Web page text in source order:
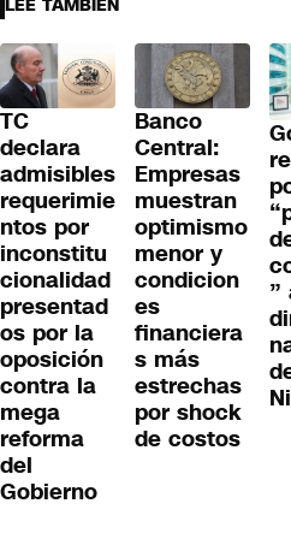
LEE TAMBIÉN
TC
declara
admisibles
requerimie
ntos por
inconstitu
cionalidad
presentad
os por la
oposición
contra la
mega
reforma
del
Gobierno
Banco
Central:
Empresas
muestran
optimismo
menor y
condicion
es
financiera
s más
estrechas
por shock
de costos
”